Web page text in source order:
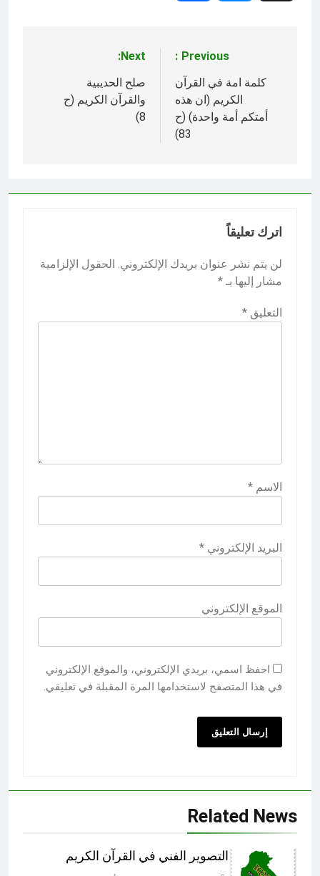
المقالات
Previous:
كلمة امة في القرآن
الكريم (ان هذه
أمتكم أمة واحدة) (ح
83)
Next:
صلح الحديبية
والقرآن الكريم (ح
8)
اترك تعليقاً
لن يتم نشر عنوان بريدك الإلكتروني. الحقول الإلزامية
مشار إليها بـ *
التعليق *
الاسم *
البريد الإلكتروني *
الموقع الإلكتروني
احفظ اسمي، بريدي الإلكتروني، والموقع الإلكتروني
في هذا المتصفح لاستخدامها المرة المقبلة في تعليقي.
Related News
التصوير الفني في القرآن الكريم